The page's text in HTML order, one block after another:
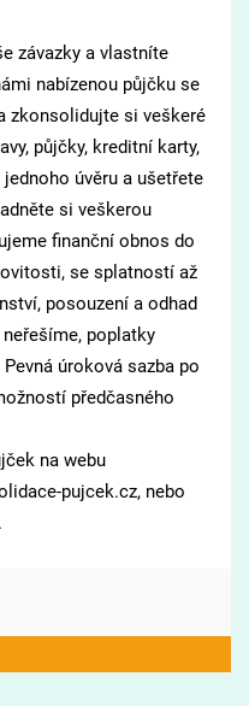
závazky a vlastníte
nabízenou půjčku se
zkonsolidujte si veškeré
půjčky, kreditní karty,
úvěru a ušetřete
si veškerou
finanční obnos do
se splatností až
posouzení a odhad
poplatky
úroková sazba po
předčasného
na webu
pujcek.cz, nebo